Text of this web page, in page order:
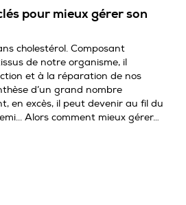
pour mieux gérer son
cholestérol. Composant
de notre organisme, il
et à la réparation de nos
d’un grand nombre
en excès, il peut devenir au fil du
Alors comment mieux gérer…